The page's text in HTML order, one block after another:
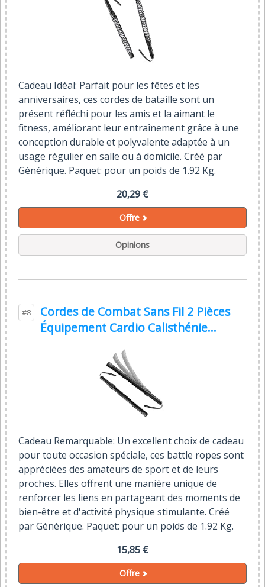
Cadeau Idéal: Parfait pour les fêtes et les
anniversaires, ces cordes de bataille sont un
présent réfléchi pour les amis et la aimant le
fitness, améliorant leur entraînement grâce à une
conception durable et polyvalente adaptée à un
usage régulier en salle ou à domicile. Créé par
Générique. Paquet: pour un poids de 1.92 Kg.
20,29 €
Offre
Opinions
#8
Cordes de Combat Sans Fil 2 Pièces
Équipement Cardio Calisthénie...
Cadeau Remarquable: Un excellent choix de cadeau
pour toute occasion spéciale, ces battle ropes sont
appréciées des amateurs de sport et de leurs
proches. Elles offrent une manière unique de
renforcer les liens en partageant des moments de
bien-être et d'activité physique stimulante. Créé
par Générique. Paquet: pour un poids de 1.92 Kg.
15,85 €
Offre